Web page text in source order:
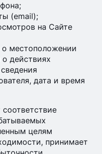
(email);
на Сайте
местоположении
о действиях
дата и время
целям
принимает